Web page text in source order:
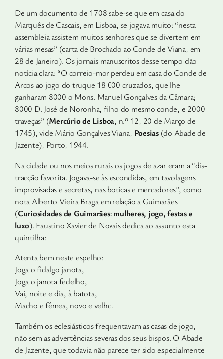
De um documento de 1708 sabe-se que em casa do
Marquês de Cascais, em Lisboa, se jogava muito: “nesta
assembleia assistem muitos senhores que se divertem em
várias mesas” (carta de Brochado ao Conde de Viana, em
28 de Janeiro). Os jornais manuscritos desse tempo dão
notícia clara: “O correio-mor perdeu em casa do Conde de
Arcos ao jogo do truque 18 000 cruzados, que lhe
ganharam 8000 o Mons. Manuel Gonçalves da Câmara;
8000 D. José de Noronha, filho do mesmo conde, e 2000
traveças” (Mercúrio de Lisboa, n.º 12, 20 de Março de
1745), vide Mário Gonçalves Viana, Poesias(do Abade de
Jazente), Porto, 1944.
Na cidade ou nos meios rurais os jogos de azar eram a “dis­
tracção favorita. Jogava-se às escondidas, em tavolagens
impro­visadas e secretas, nas boticas e mercadores”, como
nota Alberto Vieira Braga em relação a Guimarães
(Curiosidades de Guima­rães: mulheres, jogo, festas e
luxo). Faustino Xavier de Novais dedica ao assunto esta
quintilha:
Atenta bem neste espelho:
Joga o fidalgo janota,
Joga o janota fedelho,
Vai, noite e dia, à batota,
Macho e fêmea, novo e velho.
Também os eclesiásticos frequentavam as casas de jogo,
não sem as advertências severas dos seus bispos. O Abade
de Jazente, que todavia não parece ter sido especialmente